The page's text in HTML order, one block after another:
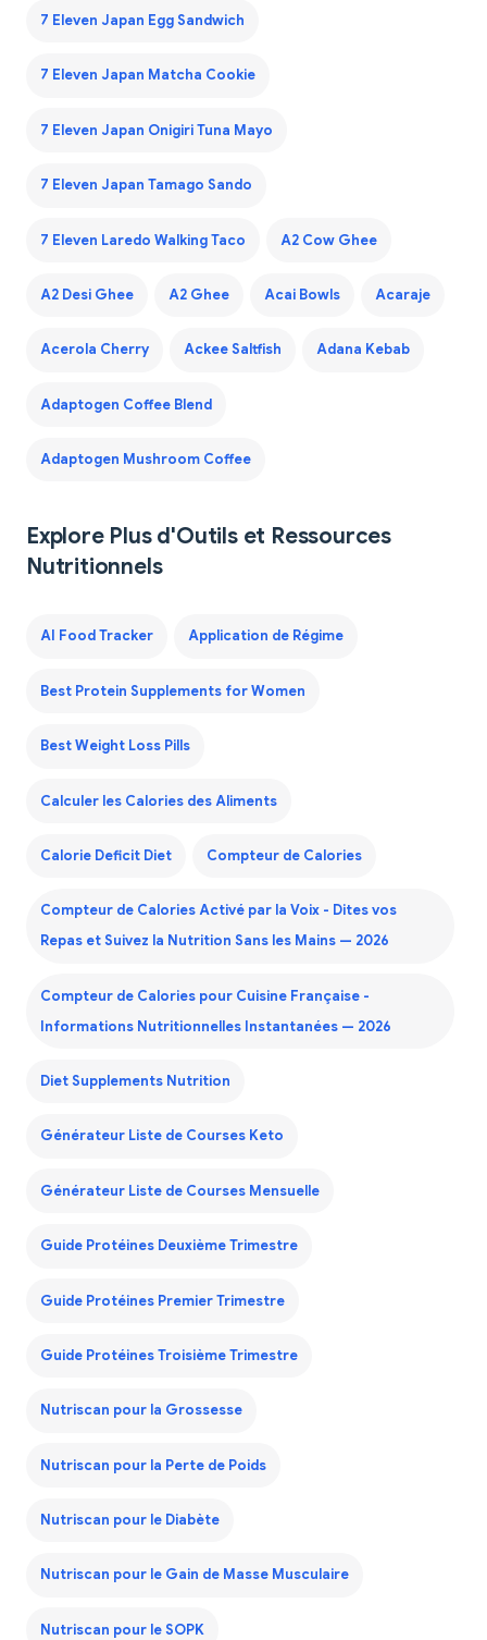
7 Eleven Japan Egg Sandwich
7 Eleven Japan Matcha Cookie
7 Eleven Japan Onigiri Tuna Mayo
7 Eleven Japan Tamago Sando
7 Eleven Laredo Walking Taco A2 Cow Ghee
A2 Desi Ghee A2 Ghee Acai Bowls Acaraje
Acerola Cherry Ackee Saltfish Adana Kebab
Adaptogen Coffee Blend
Adaptogen Mushroom Coffee
Explore Plus d'Outils et Ressources
Nutritionnels
AI Food Tracker Application de Régime
Best Protein Supplements for Women
Best Weight Loss Pills
Calculer les Calories des Aliments
Calorie Deficit Diet Compteur de Calories
Compteur de Calories Activé par la Voix - Dites vos
Repas et Suivez la Nutrition Sans les Mains — 2026
Compteur de Calories pour Cuisine Française -
Informations Nutritionnelles Instantanées — 2026
Diet Supplements Nutrition
Générateur Liste de Courses Keto
Générateur Liste de Courses Mensuelle
Guide Protéines Deuxième Trimestre
Guide Protéines Premier Trimestre
Guide Protéines Troisième Trimestre
Nutriscan pour la Grossesse
Nutriscan pour la Perte de Poids
Nutriscan pour le Diabète
Nutriscan pour le Gain de Masse Musculaire
Nutriscan pour le SOPK